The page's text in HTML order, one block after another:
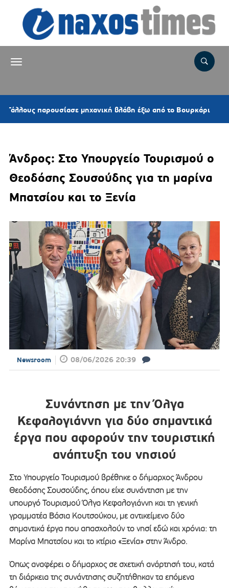
παρουσίασε μηχανική βλάβη έξω από το Βουρκάρι 1 ώρα
Άνδρος: Στο Υπουργείο Τουρισμού ο
Θεοδόσης Σουσούδης για τη μαρίνα
Μπατσίου και το Ξενία
Newsroom 08/06/2026 20:39
Συνάντηση με την Όλγα
Κεφαλογιάννη για δύο σημαντικά
έργα που αφορούν την τουριστική
ανάπτυξη του νησιού
Στο Υπουργείο Τουρισμού βρέθηκε ο δήμαρχος Άνδρου
Θεοδόσης Σουσούδης, όπου είχε συνάντηση με την
υπουργό Τουρισμού Όλγα Κεφαλογιάννη και τη γενική
γραμματέα Βάσια Κουτσούκου, με αντικείμενο δύο
σημαντικά έργα που απασχολούν το νησί εδώ και χρόνια: τη
Μαρίνα Μπατσίου και το κτίριο «Ξενία» στην Άνδρο.
Όπως αναφέρει ο δήμαρχος σε σχετική ανάρτησή του, κατά
τη διάρκεια της συνάντησης συζητήθηκαν τα επόμενα